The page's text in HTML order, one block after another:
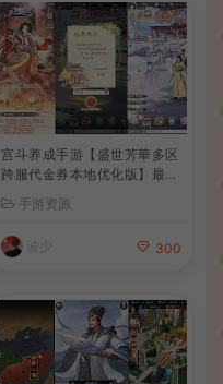
宫斗养成手游【盛世芳華多区
跨服代金券本地优化版】最新
整理单机一键即玩端+Linux
手工服务端+CDK授权后台
+安卓+详细搭建教程
手游资源
波少 300